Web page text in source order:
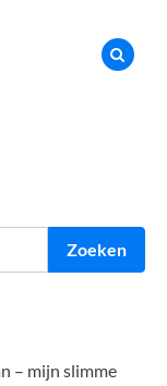
Zoeken
– mijn slimme